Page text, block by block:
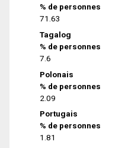
% de personnes
71.63
Tagalog
% de personnes
7.6
Polonais
% de personnes
2.09
Portugais
% de personnes
1.81